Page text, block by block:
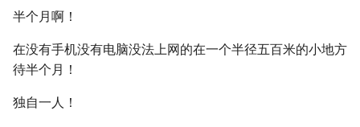
半个月啊！
在没有手机没有电脑没法上网的在一个半径五百米的小地方
待半个月！
独自一人！